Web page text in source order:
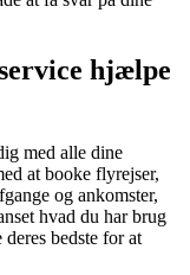
hjælpe
med alle dine
at booke flyrejser,
og ankomster,
hvad du har brug
bedste for at